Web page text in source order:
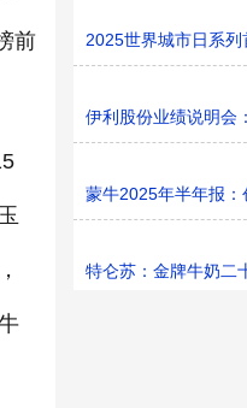
前 2025世界城市日系列
伊利股份业绩说明会
蒙牛2025年半年报
特仑苏：金牌牛奶二